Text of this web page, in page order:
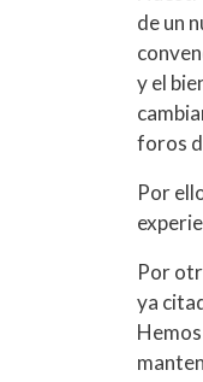
de un
y el
foros
Por
Por
ya